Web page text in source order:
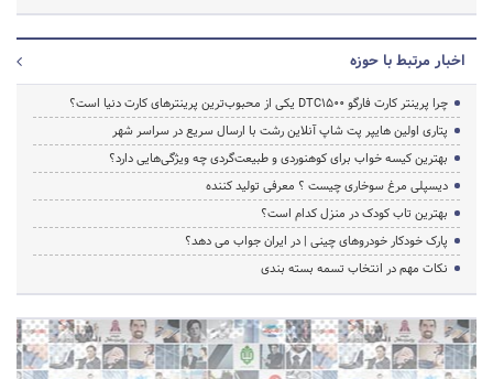
اخبار مرتبط با حوزه
چرا پرینتر کارت فارگو DTC1500 یکی از محبوب‌ترین پرینترهای کارت دنیا است؟
پتاری اولین هایپر پت شاپ آنلاین رشت با ارسال سریع در سراسر شهر
بهترین کیسه خواب برای کوهنوردی و طبیعت‌گردی چه ویژگی‌هایی دارد؟
دیسپلی مرغ سوخاری چیست ؟ معرفی تولید کننده
بهترین تاب کودک در منزل کدام است؟
پارک خودکار خودروهای چینی | در ایران جواب می دهد؟
نکات مهم در انتخاب تسمه بسته بندی